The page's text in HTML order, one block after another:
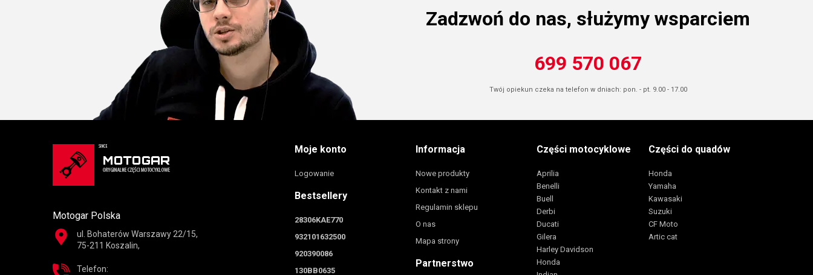
Zadzwoń do nas, służymy wsparciem
699 570 067
Twój opiekun czeka na telefon w dniach: pon. - pt. 9.00 - 17.00
Motogar Polska
ul. Bohaterów Warszawy 22/15,
75-211 Koszalin,
Telefon:
Moje konto
Logowanie
Bestsellery
28306KAE770
932101632500
920390086
130BB0635
Informacja
Nowe produkty
Kontakt z nami
Regulamin sklepu
O nas
Mapa strony
Partnerstwo
Części motocyklowe
Aprilia
Benelli
Buell
Derbi
Ducati
Gilera
Harley Davidson
Honda
Części do quadów
Honda
Yamaha
Kawasaki
Suzuki
CF Moto
Artic cat